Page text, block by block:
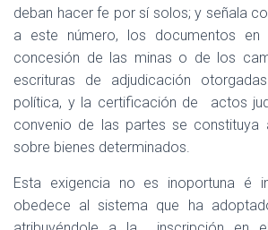
deban hacer fe por sí solos; y señala
a este número, los documentos
concesión de las minas o de los
escrituras de adjudicación
política, y la certificación de
actos
convenio de las partes se constituya
sobre bienes determinados.
Esta exigencia no es inoportuna é
obedece al sistema que ha